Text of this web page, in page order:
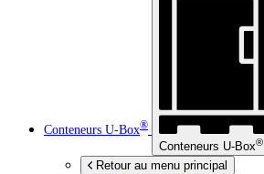
Conteneurs U-Box®
Conteneurs U-Box®
Retour au menu principal